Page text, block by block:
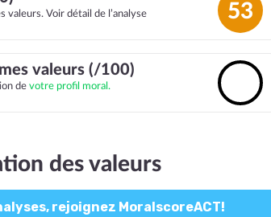
valeurs. Voir détail de l’analyse
53
valeurs (/100)
de votre profil moral.
des valeurs
rejoignez MoralscoreACT!